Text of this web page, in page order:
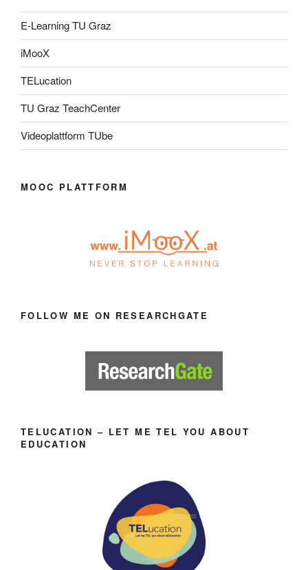
E-Learning TU Graz
iMooX
TELucation
TU Graz TeachCenter
Videoplattform TUbe
MOOC PLATTFORM
FOLLOW ME ON RESEARCHGATE
TELUCATION – LET ME TEL YOU ABOUT
EDUCATION